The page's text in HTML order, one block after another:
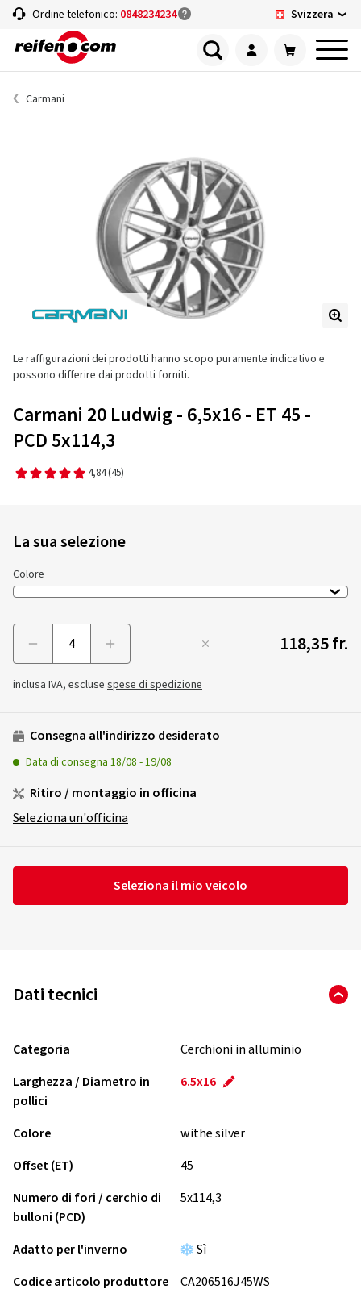
Ordine telefonico: 0848234234 Svizzera
Carmani
Le raffigurazioni dei prodotti hanno scopo puramente indicativo e
possono differire dai prodotti forniti.
Carmani 20 Ludwig - 6,5x16 - ET 45 -
PCD 5x114,3
4,84 (45)
La sua selezione
Colore
118,35 fr.
inclusa IVA, escluse spese di spedizione
Consegna all'indirizzo desiderato
Data di consegna 18/08 -19/08
Ritiro / montaggio in officina
Seleziona un'officina
Seleziona il mio veicolo
Dati tecnici
Categoria
Cerchioni in alluminio
Larghezza / Diametro in
pollici
6.5x16
Colore
withe silver
Offset (ET)
45
Numero di fori / cerchio di
bulloni (PCD)
5x114,3
Adatto per l'inverno
Sì
Codice articolo produttore
CA206516J45WS